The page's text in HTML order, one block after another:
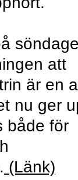
att
är en
nu ger
både för
(Länk)